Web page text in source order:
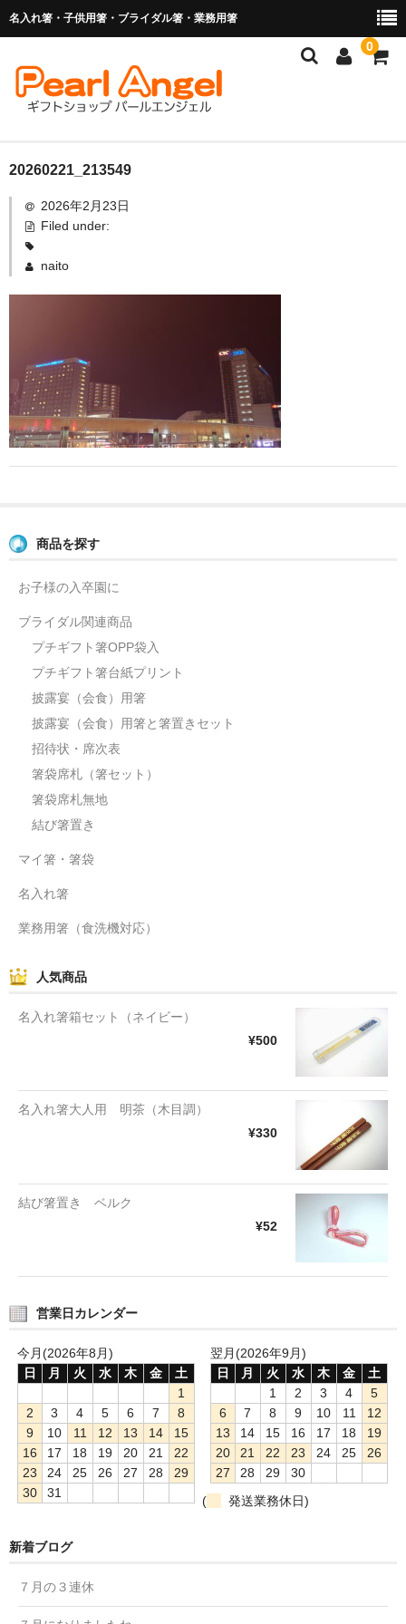
名入れ箸・子供用箸・ブライダル箸・業務用箸
0
商品を探す
お子様の入卒園に
マイ箸・箸袋
ご利用ガイド
よくあるご質問
20260221_213549
2026年2月23日
Filed under:
naito
商品を探す
お子様の入卒園に
ブライダル関連商品
プチギフト箸OPP袋入
プチギフト箸台紙プリント
披露宴（会食）用箸
披露宴（会食）用箸と箸置きセット
招待状・席次表
箸袋席札（箸セット）
箸袋席札無地
結び箸置き
マイ箸・箸袋
名入れ箸
業務用箸（食洗機対応）
人気商品
名入れ箸箱セット（ネイビー）
¥500
名入れ箸大人用 明茶（木目調）
¥330
結び箸置き ベルク
¥52
営業日カレンダー
今月(2026年8月)
日
月 火 水 木 金
土
1
2
3 4 5 6 7
8
9
10 11 12 13 14
15
16
17 18 19 20 21
22
23
24 25 26 27 28
29
30
31
翌月(2026年9月)
日
月 火 水 木 金
土
1
2 3 4
5
6
7 8 9 10 11
12
13
14 15 16 17 18
19
20
21 22 23 24 25
26
27
28 29
30
(
発送業務休日)
新着ブログ
７月の３連休